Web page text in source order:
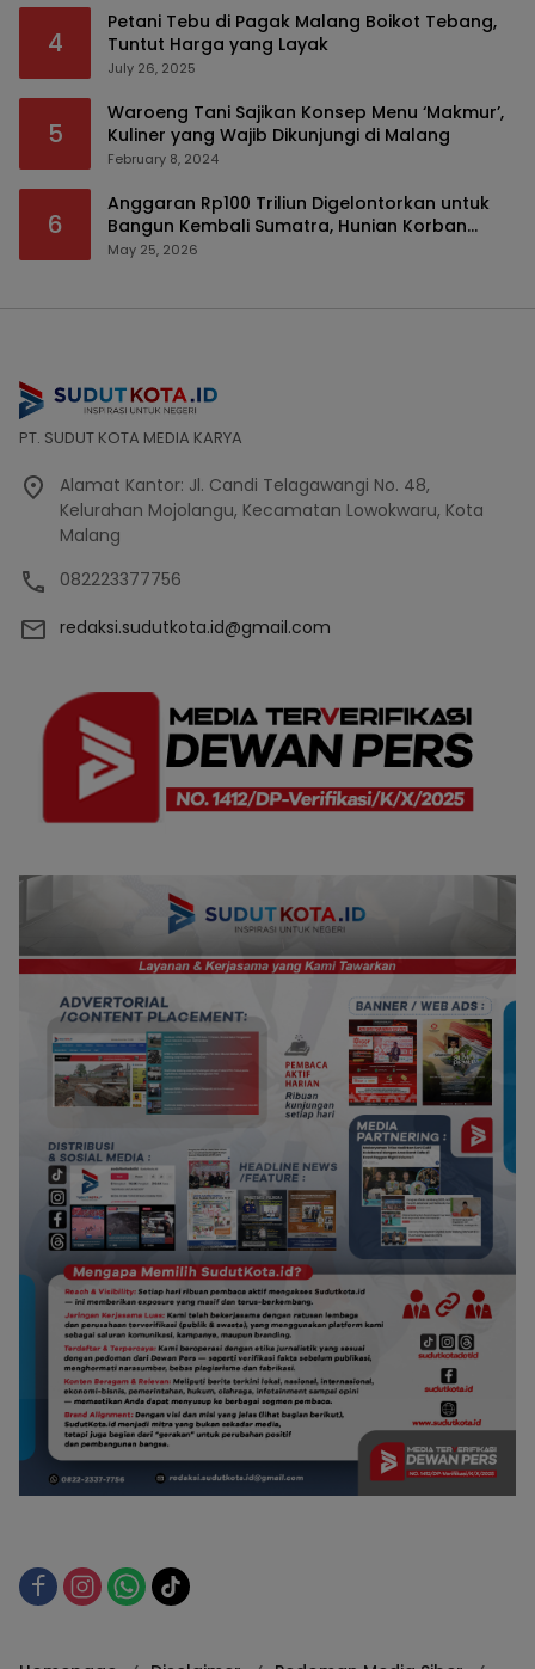
4
Petani Tebu di Pagak Malang Boikot Tebang,
Tuntut Harga yang Layak
July 26, 2025
5
Waroeng Tani Sajikan Konsep Menu ‘Makmur’,
Kuliner yang Wajib Dikunjungi di Malang
February 8, 2024
6
Anggaran Rp100 Triliun Digelontorkan untuk
Bangun Kembali Sumatra, Hunian Korban
Bencana Bakal Difokuskan
May 25, 2026
PT. SUDUT KOTA MEDIA KARYA
Alamat Kantor: Jl. Candi Telagawangi No. 48,
Kelurahan Mojolangu, Kecamatan Lowokwaru, Kota
Malang
082223377756
redaksi.sudutkota.id@gmail.com